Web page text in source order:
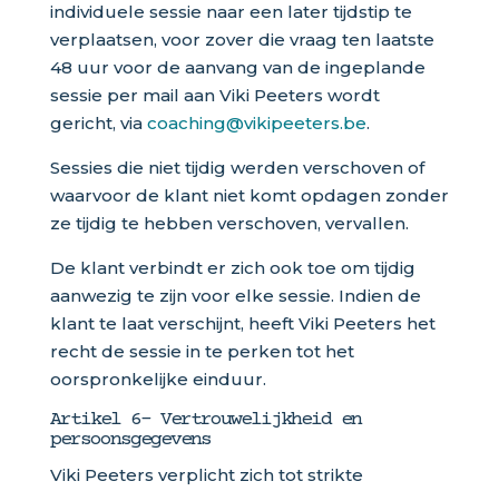
individuele sessie naar een later tijdstip te
verplaatsen, voor zover die vraag ten laatste
48 uur voor de aanvang van de ingeplande
sessie per mail aan Viki Peeters wordt
gericht, via coaching@vikipeeters.be.
Sessies die niet tijdig werden verschoven of
waarvoor de klant niet komt opdagen zonder
ze tijdig te hebben verschoven, vervallen.
De klant verbindt er zich ook toe om tijdig
aanwezig te zijn voor elke sessie. Indien de
klant te laat verschijnt, heeft Viki Peeters het
recht de sessie in te perken tot het
oorspronkelijke einduur.
Artikel 6- Vertrouwelijkheid en
persoonsgegevens
Viki Peeters verplicht zich tot strikte